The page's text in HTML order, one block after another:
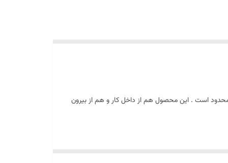
محدود است . این محصول هم از داخل کار و هم از بیرون